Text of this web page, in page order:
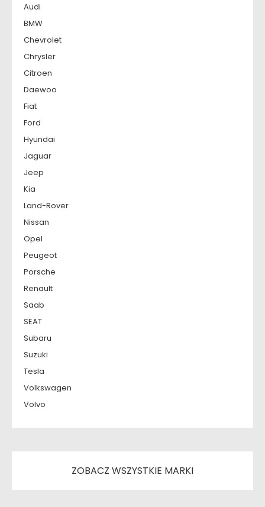
Audi
BMW
Chevrolet
Chrysler
Citroen
Daewoo
Fiat
Ford
Hyundai
Jaguar
Jeep
Kia
Land-Rover
Nissan
Opel
Peugeot
Porsche
Renault
Saab
SEAT
Subaru
Suzuki
Tesla
Volkswagen
Volvo
ZOBACZ WSZYSTKIE MARKI